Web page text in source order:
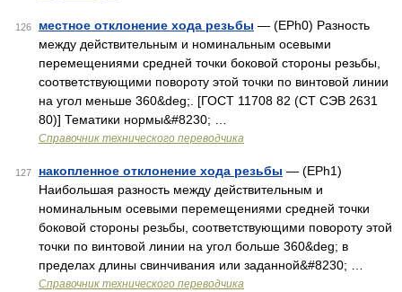
126 местное отклонение хода резьбы — (EPh0) Разность
между действительным и номинальным осевыми
перемещениями средней точки боковой стороны резьбы,
соответствующими повороту этой точки по винтовой линии
на угол меньше 360&deg;. [ГОСТ 11708 82 (СТ СЭВ 2631
80)] Тематики нормы&#8230; …
Справочник технического переводчика
127 накопленное отклонение хода резьбы — (EPh1)
Наибольшая разность между действительным и
номинальным осевыми перемещениями средней точки
боковой стороны резьбы, соответствующими повороту этой
точки по винтовой линии на угол больше 360&deg; в
пределах длины свинчивания или заданной&#8230; …
Справочник технического переводчика